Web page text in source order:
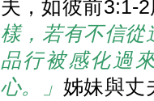
夫，如彼前3:1-
樣，若有不信從
品行被感化過
心。」 姊妹與丈